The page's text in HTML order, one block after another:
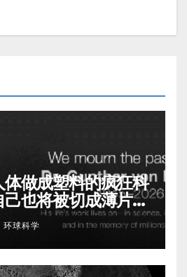
做成塑料的疯狂科
也将被切成薄片展
环球科学